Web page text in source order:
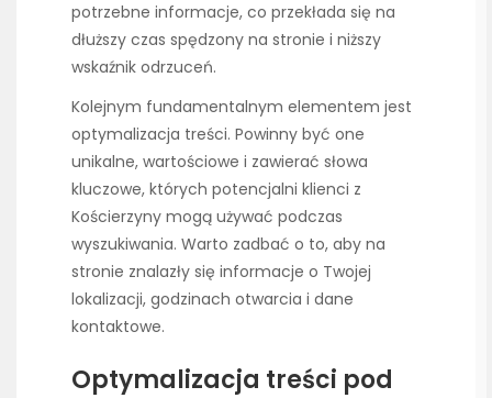
potrzebne informacje, co przekłada się na
dłuższy czas spędzony na stronie i niższy
wskaźnik odrzuceń.
Kolejnym fundamentalnym elementem jest
optymalizacja treści. Powinny być one
unikalne, wartościowe i zawierać słowa
kluczowe, których potencjalni klienci z
Kościerzyny mogą używać podczas
wyszukiwania. Warto zadbać o to, aby na
stronie znalazły się informacje o Twojej
lokalizacji, godzinach otwarcia i dane
kontaktowe.
Optymalizacja treści pod